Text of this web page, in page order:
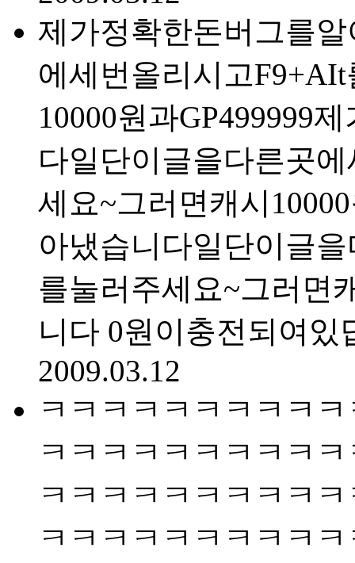
제가정확한돈버그를
에세번올리시고
10000원과GP499999
다일단이글을다른곳
세요~그러면캐시
아냈습니다일단이글
를눌러주세요~그러면
니다 0원이충전되여
2009.03.12
ㅋㅋㅋㅋㅋㅋㅋㅋㅋ
ㅋㅋㅋㅋㅋㅋㅋㅋㅋ
ㅋㅋㅋㅋㅋㅋㅋㅋㅋ
ㅋㅋㅋㅋㅋㅋㅋㅋㅋ